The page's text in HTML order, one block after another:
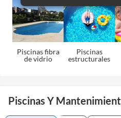
Piscinas fibra
de vidrio
Piscinas
estructurales
Piscinas Y